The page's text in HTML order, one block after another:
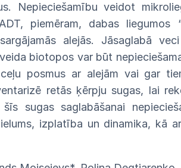
Nepieciešamību veidot mikro
piemēram, dabas liegumos
alejās. Jāsaglabāveci
biotopos var būt
ceļu posmus ar alejām vai gar
rizē retās ķērpju sugas, lai
šīs sugas saglabāšanai
izplatība un dinamika, kā